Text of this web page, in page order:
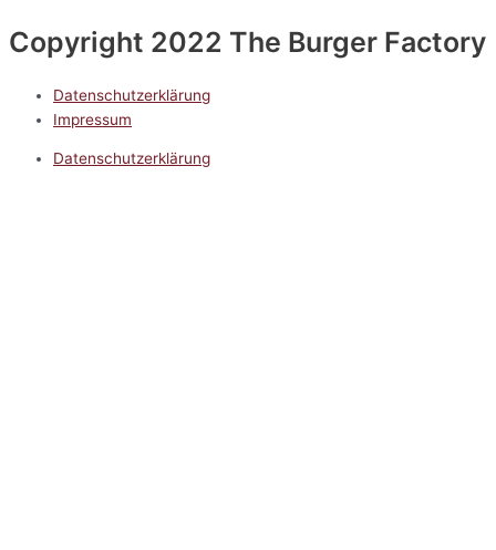
Copyright 2022 The Burger Factory
Datenschutzerklärung
Impressum
Datenschutzerklärung